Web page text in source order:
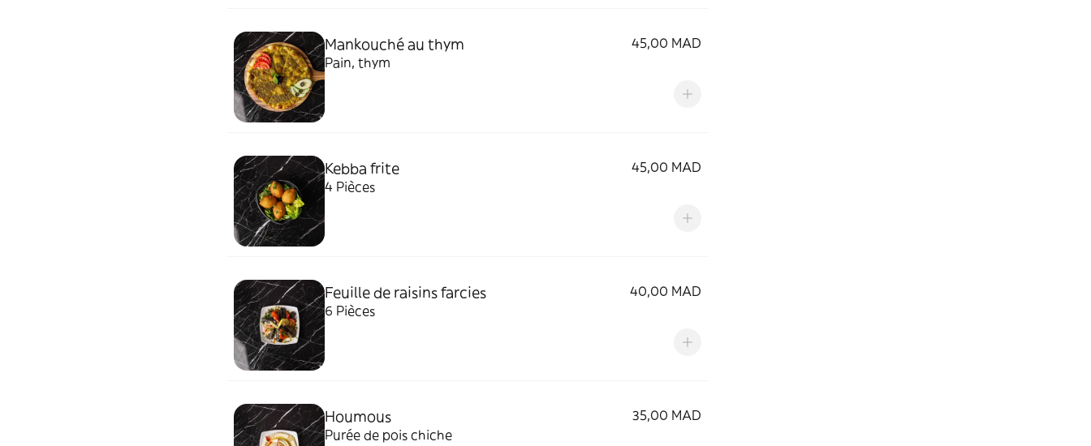
Mankouché au thym
45,00 MAD
Pain, thym
Kebba frite
45,00 MAD
4 Pièces
Feuille de raisins farcies
40,00 MAD
6 Pièces
Houmous
35,00 MAD
Purée de pois chiche